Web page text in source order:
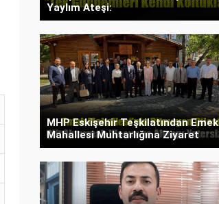
Yaylım Ateşi:
MHP Eskişehir Teşkilatından Emek
Mahallesi Muhtarlığına Ziyaret